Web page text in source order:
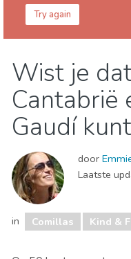
Try again
Kind & Familie
Wist je
Cantabrië
Gaudí
door
Laatste
in Comillas Kind &